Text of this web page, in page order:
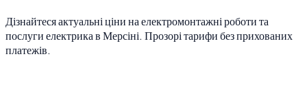
Дізнайтеся актуальні ціни на електромонтажні роботи та
послуги електрика в Мерсіні. Прозорі тарифи без прихованих
платежів.